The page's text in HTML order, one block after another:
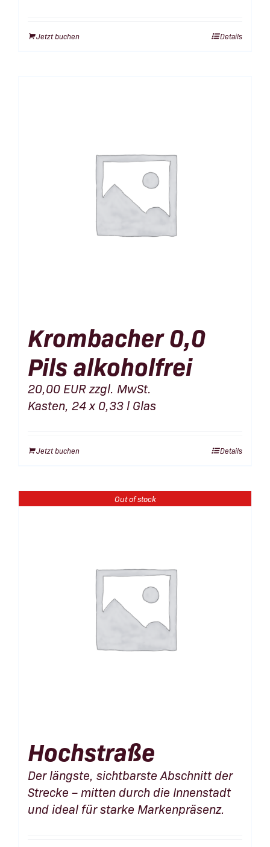
Jetzt buchen Details
Krombacher 0,0
Pils alkoholfrei
20,00 EURzzgl. MwSt.
Kasten, 24 x 0,33 l Glas
Jetzt buchen Details
Out of stock
Hochstraße
Der längste, sichtbarste Abschnitt der
Strecke – mitten durch die Innenstadt
und ideal für starke Markenpräsenz.